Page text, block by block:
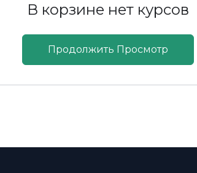
В корзине нет курсов
Продолжить Просмотр